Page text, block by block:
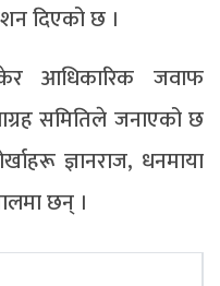
दिएको छ ।
आधिकारिक जवाफ
समितिले जनाएको छ
ज्ञानराज, धनमाया
छन् ।